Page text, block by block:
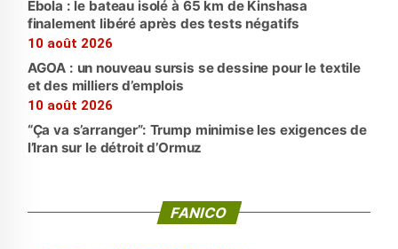
Ebola : le bateau isolé à 65 km de Kinshasa
finalement libéré après des tests négatifs
10 août 2026
AGOA : un nouveau sursis se dessine pour le textile
et des milliers d’emplois
10 août 2026
“Ça va s’arranger”: Trump minimise les exigences de
l’Iran sur le détroit d’Ormuz
FANICO